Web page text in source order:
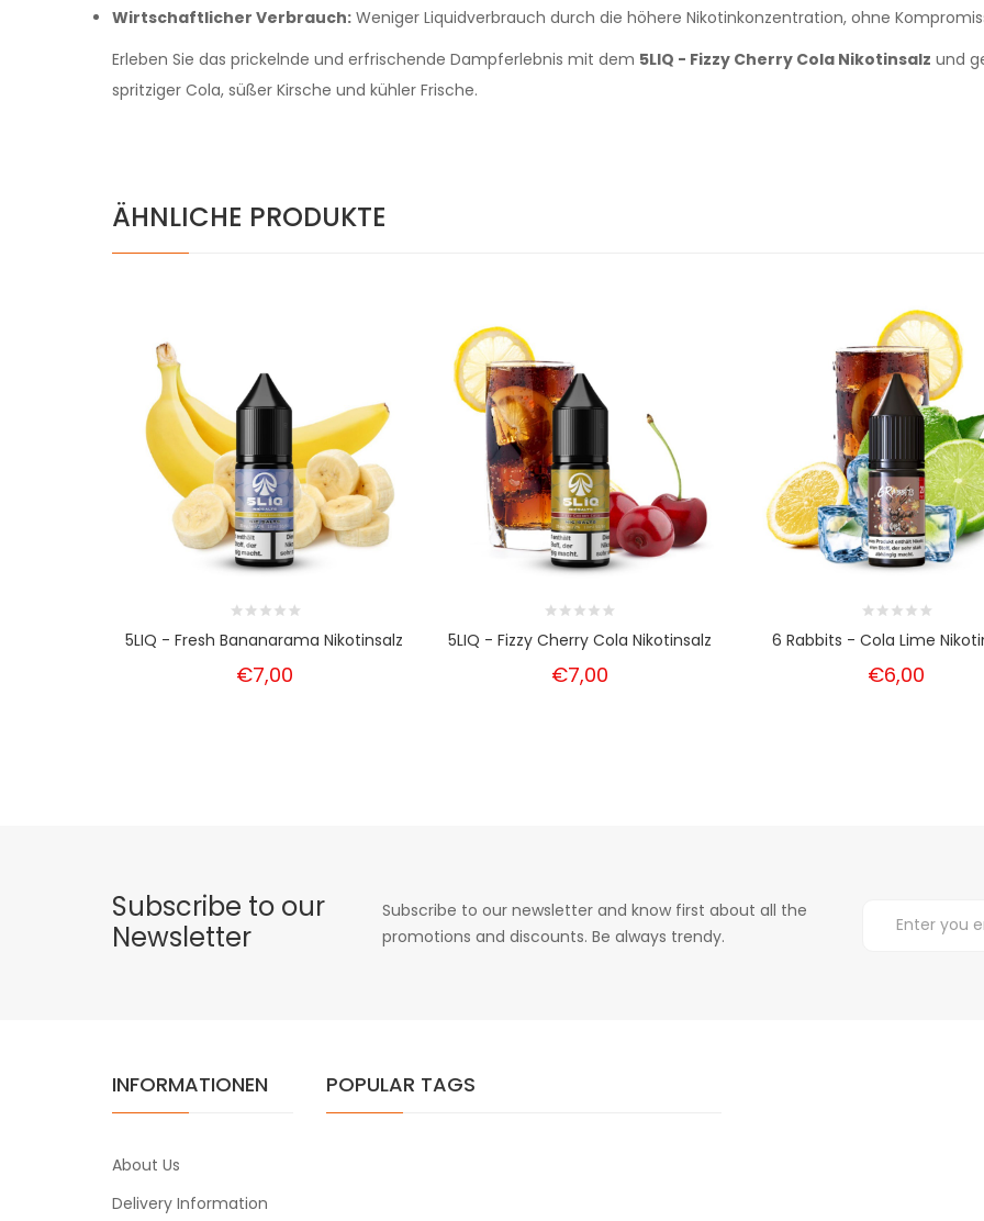
Wirtschaftlicher Verbrauch: Weniger Liquidverbrauch durch die höhere Nikotinkonzentration, ohne
Erleben Sie das prickelnde und erfrischende Dampferlebnis mit dem 5LIQ - Fizzy Cherry Cola Nikotinsalz und
spritziger Cola, süßer Kirsche und kühler Frische.
ÄHNLICHE PRODUKTE
5LIQ - Fresh Bananarama Nikotinsalz
€7,00
5LIQ - Fizzy Cherry Cola Nikotinsalz
€7,00
6 Rabbits - Cola Lime
€6,00
Subscribe to our
Newsletter
Subscribe to our newsletter and know first about all the
promotions and discounts. Be always trendy.
INFORMATIONEN
About Us
Delivery Information
POPULAR TAGS